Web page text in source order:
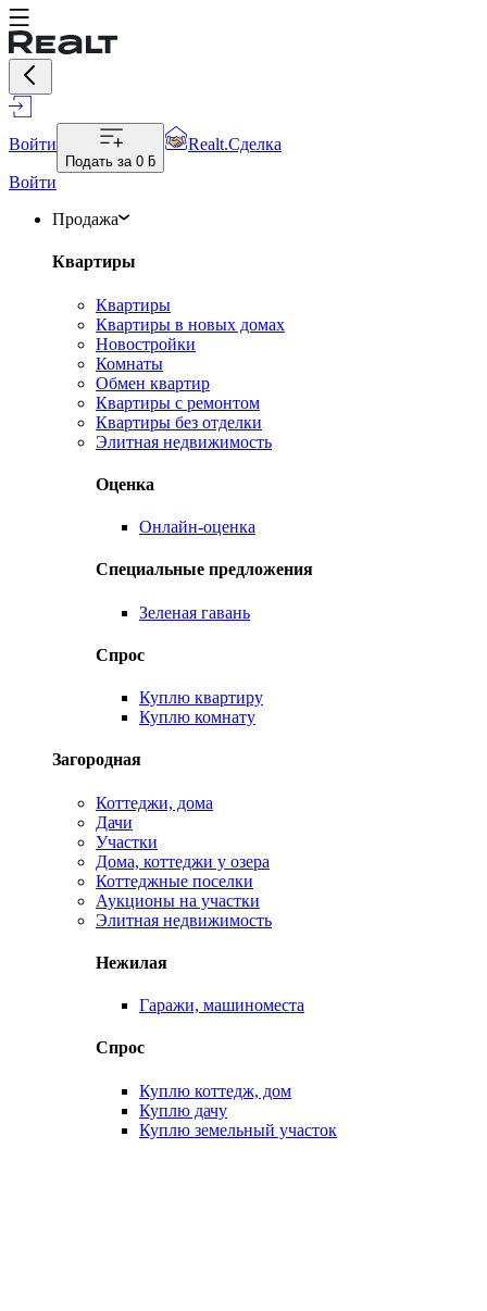
Войти
Подать за 0 ƃ
Realt.Сделка
Войти
Продажа
Квартиры
Квартиры
Квартиры в новых домах
Новостройки
Комнаты
Обмен квартир
Квартиры с ремонтом
Квартиры без отделки
Элитная недвижимость
Оценка
Онлайн-оценка
Специальные предложения
Зеленая гавань
Спрос
Куплю квартиру
Куплю комнату
Загородная
Коттеджи, дома
Дачи
Участки
Дома, коттеджи у озера
Коттеджные поселки
Аукционы на участки
Элитная недвижимость
Нежилая
Гаражи, машиноместа
Спрос
Куплю коттедж, дом
Куплю дачу
Куплю земельный участок